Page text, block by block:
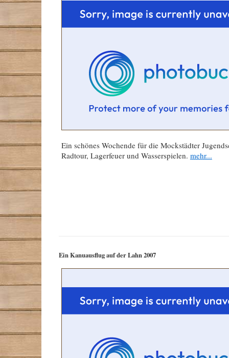
Ein schönes Wochende für die Mockstädter
Radtour, Lagerfeuer und Wasserspielen. mehr...
Ein Kanuausflug auf der Lahn 2007